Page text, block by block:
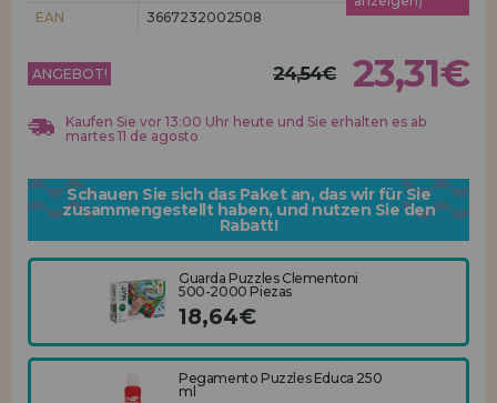
Los gehts! Wir haben auf dich gewartet.
HÄNDLERREGISTRIERUNG
EAN
3667232002508
ANGEBOT! 24,54€ 23,31€
Kaufen Sie vor 13:00 Uhr heute und Sie erhalten es ab
martes 11 de agosto
Schauen Sie sich das Paket an, das wir für Sie
zusammengestellt haben, und nutzen Sie den
Rabatt!
Guarda Puzzles Clementoni
500-2000 Piezas
18,64€
Pegamento Puzzles Educa 250
ml